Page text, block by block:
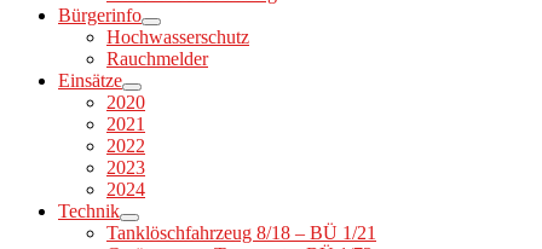
Bürgerinfo
Hochwasserschutz
Rauchmelder
Einsätze
2020
2021
2022
2023
2024
Technik
Tanklöschfahrzeug 8/18 – BÜ 1/21